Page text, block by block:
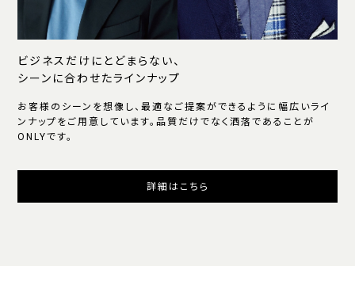
ビジネスだけにとどまらない、
シーンに合わせたラインナップ
お客様のシーンを想像し、最適なご提案ができるように幅広いライ
ンナップをご用意しています。品質だけでなく洒落であることが
ONLYです。
詳細はこちら